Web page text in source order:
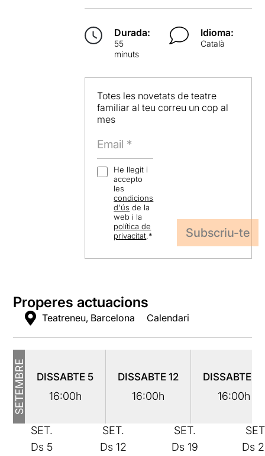
Durada:
55
minuts
Idioma:
Català
Totes les novetats de teatre
familiar al teu correu un cop al
mes
He llegit i
accepto
les
condicions
d'ús de la
web i la
política de
privacitat.*
Properes actuacions
Teatreneu, Barcelona Calendari
SETEMBRE DISSABTE 5
16:00h
DISSABTE12
16:00h
DISSABTE
16:00h
SET.
Ds 5
SET.
Ds 12
SET.
Ds 19
Ds